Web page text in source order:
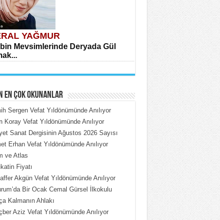
YAĞMUR
Mevsimlerinde Deryada Gül
ÇOBAN
Put Dışardaki Maskeler...
EN ÇOK OKUNANLAR
Sergen Vefat Yıldönümünde Anılıyor
Koray Vefat Yıldönümünde Anılıyor
Sanat Dergisinin Ağustos 2026 Sayısı
Erhan Vefat Yıldönümünde Anılıyor
ve Atlas
Fiyatı
Akgün Vefat Yıldönümünde Anılıyor
Bir Ocak Cemal Gürsel İlkokulu
Kalmanın Ahlakı
Aziz Vefat Yıldönümünde Anılıyor